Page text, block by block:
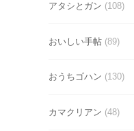
アタシとガン (108)
おいしい手帖 (89)
おうちゴハン (130)
カマクリアン (48)